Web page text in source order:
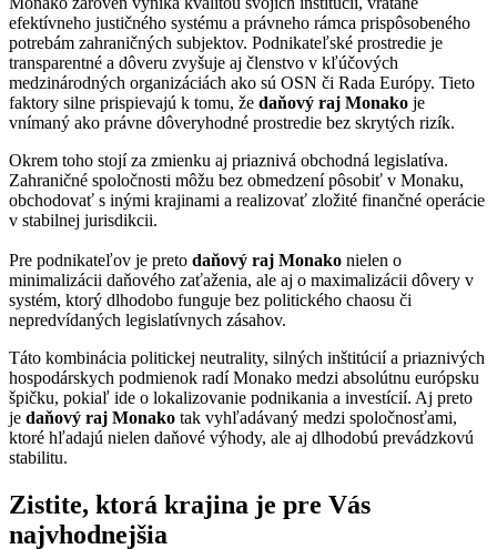
efektívneho justičného systému a právneho rámca prispôsobeného
potrebám zahraničných subjektov. Podnikateľské prostredie je
transparentné a dôveru zvyšuje aj členstvo v kľúčových
medzinárodných organizáciách ako sú OSN či Rada Európy. Tieto
faktory silne prispievajú k tomu, že daňový raj Monako je
vnímaný ako právne dôveryhodné prostredie bez skrytých rizík.
Okrem toho stojí za zmienku aj priaznivá obchodná legislatíva.
Zahraničné spoločnosti môžu bez obmedzení pôsobiť v Monaku,
obchodovať s inými krajinami a realizovať zložité finančné operácie
v stabilnej jurisdikcii.
Pre podnikateľov je preto daňový raj Monako nielen o
minimalizácii daňového zaťaženia, ale aj o maximalizácii dôvery v
systém, ktorý dlhodobo funguje bez politického chaosu či
nepredvídaných legislatívnych zásahov.
Táto kombinácia politickej neutrality, silných inštitúcií a priaznivých
hospodárskych podmienok radí Monako medzi absolútnu európsku
špičku, pokiaľ ide o lokalizovanie podnikania a investícií. Aj preto
je daňový raj Monako tak vyhľadávaný medzi spoločnosťami,
ktoré hľadajú nielen daňové výhody, ale aj dlhodobú prevádzkovú
stabilitu.
Zistite, ktorá krajina je pre Vás
najvhodnejšia